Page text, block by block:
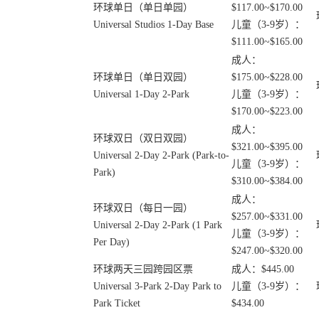
环球单日（单日单园）
Universal Studios 1-Day Base
$117.00~$170.00
儿童（3-9岁）：
$111.00~$165.00
环球单日（单日双园）
Universal 1-Day 2-Park
成人：
$175.00~$228.00
儿童（3-9岁）：
$170.00~$223.00
环球双日（双日双园）
Universal 2-Day 2-Park (Park-to-
Park)
成人：
$321.00~$395.00
儿童（3-9岁）：
$310.00~$384.00
环球双日（每日一园）
Universal 2-Day 2-Park (1 Park
Per Day)
成人：
$257.00~$331.00
儿童（3-9岁）：
$247.00~$320.00
环球两天三园跨园区票
Universal 3-Park 2-Day Park to
Park Ticket
成人：$445.00
儿童（3-9岁）：
$434.00